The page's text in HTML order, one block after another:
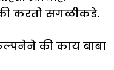
करतो सगळीकडे.
की काय बाबा